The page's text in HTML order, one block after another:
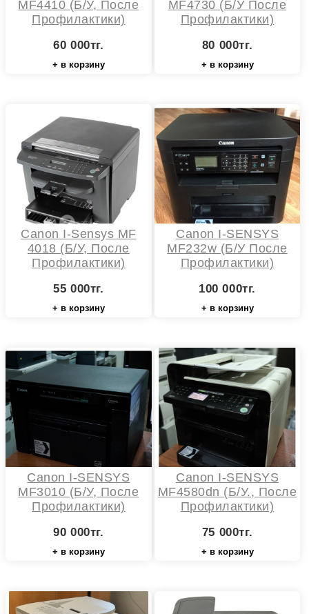
MF4410 (б/у, После
Профилактики)
60 000тг.
+ в корзину
MF4730 (Б/у После
Профилактики)
80 000тг.
+ в корзину
Canon I-Sensys MF
4018 (б/у, После
Профилактики)
55 000тг.
+ в корзину
Canon I-SENSYS
MF232w (Б/У После
Профилактики)
100 000тг.
+ в корзину
Canon I-SENSYS
MF3010 (б/у, После
Профилактики)
90 000тг.
+ в корзину
Canon I-SENSYS
MF4580dn (б/у., После
Профилактики)
75 000тг.
+ в корзину